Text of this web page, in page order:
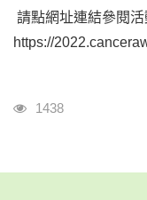
請點網址連結參閱活
https://
瀏覽人次
1438